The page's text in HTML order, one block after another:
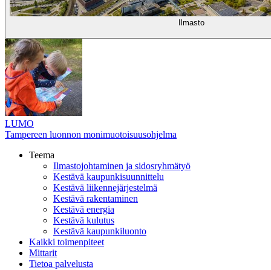
Ilmasto
LUMO
Tampereen luonnon monimuotoisuusohjelma
Teema
Ilmastojohtaminen ja sidosryhmätyö
Kestävä kaupunkisuunnittelu
Kestävä liikennejärjestelmä
Kestävä rakentaminen
Kestävä energia
Kestävä kulutus
Kestävä kaupunkiluonto
Kaikki toimenpiteet
Mittarit
Tietoa palvelusta